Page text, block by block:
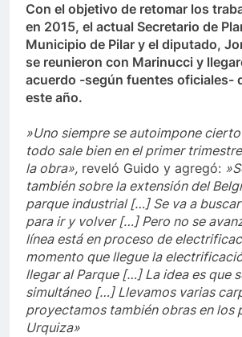
Con el objetivo de retomar los
en 2015, el actual Secretario de
Municipio de Pilar y el diputado,
se reunieron con Marinucci y
acuerdo -según fuentes oficiales-
este año.
»Uno siempre se autoimpone
todo sale bien en el primer
la obra», reveló Guido y agregó:
también sobre la extensión del
parque industrial […] Se va a
para ir y volver […] Pero no se
línea está en proceso de
momento que llegue la
llegar al Parque […] La idea es que
simultáneo […] Llevamos varias
proyectamos también obras en los
Urquiza»